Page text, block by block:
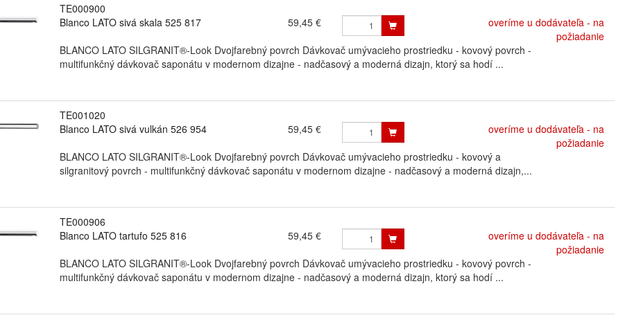
TE000900
Blanco LATO sivá skala 525 817
59,45 €
overíme u dodávateľa - na
požiadanie
BLANCO LATO SILGRANIT®-Look Dvojfarebný povrch Dávkovač umývacieho prostriedku - kovový povrch -
multifunkčný dávkovač saponátu v modernom dizajne - nadčasový a moderná dizajn, ktorý sa hodí ...
TE001020
Blanco LATO sivá vulkán 526 954
59,45 €
overíme u dodávateľa - na
požiadanie
BLANCO LATO SILGRANIT®-Look Dvojfarebný povrch Dávkovač umývacieho prostriedku - kovový a
silgranitový povrch - multifunkčný dávkovač saponátu v modernom dizajne - nadčasový a moderná dizajn,...
TE000906
Blanco LATO tartufo 525 816
59,45 €
overíme u dodávateľa - na
požiadanie
BLANCO LATO SILGRANIT®-Look Dvojfarebný povrch Dávkovač umývacieho prostriedku - kovový povrch -
multifunkčný dávkovač saponátu v modernom dizajne - nadčasový a moderná dizajn, ktorý sa hodí ...